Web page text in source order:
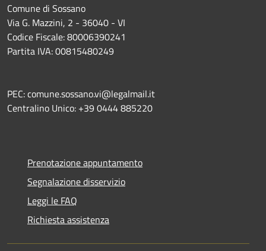
Comune di Sossano
Via G. Mazzini, 2 - 36040 - VI
Codice Fiscale: 80006390241
Partita IVA: 00815480249
PEC: comune.sossano.vi@legalmail.it
Centralino Unico: +39 0444 885220
Prenotazione appuntamento
Segnalazione disservizio
Leggi le FAQ
Richiesta assistenza